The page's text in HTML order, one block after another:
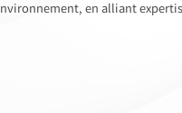
en alliant